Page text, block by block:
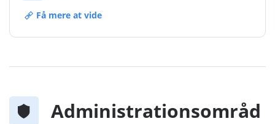
Få mere at vide
Administrationsområd